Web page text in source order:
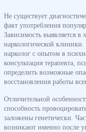
Не существует
факт употребления
Зависимость выявляется в
наркологической
нарколог с опытом в
консультация терапевта,
определить возможные
восстановления работы
Отличительной
способность
заложены генетически.
возникают именно после